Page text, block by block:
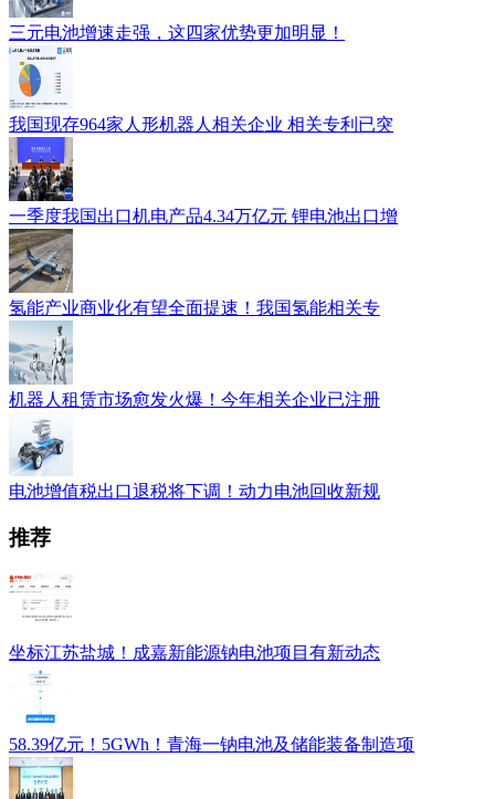
三元电池增速走强，这四家优势更加明显！
我国现存964家人形机器人相关企业 相关专利已突
一季度我国出口机电产品4.34万亿元 锂电池出口增
氢能产业商业化有望全面提速！我国氢能相关专
机器人租赁市场愈发火爆！今年相关企业已注册
电池增值税出口退税将下调！动力电池回收新规
推荐
坐标江苏盐城！成嘉新能源钠电池项目有新动态
58.39亿元！5GWh！青海一钠电池及储能装备制造项